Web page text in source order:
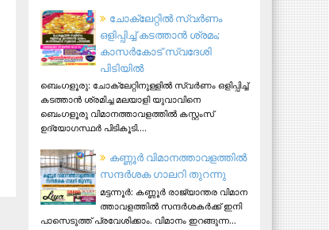
ചോക്ലേറ്റിൽ സ്വർണം
ഒളിപ്പിച്ച് കടത്താൻ ശ്രമം;
കാസർകോട് സ്വദേശി
പിടിയില്‍
ബെംഗളൂരു: ചോക്ലേറ്റിനുള്ളിൽ സ്വർണം ഒളിപ്പിച്ച്
കടത്താൻ ശ്രമിച്ച മലയാളി യുവാവിനെ
ബെംഗളൂരു വിമാനത്താവളത്തിൽ കസ്റ്റംസ്
ഉദ്യോഗസ്ഥർ പിടികൂടി....
ക​ണ്ണൂ​ർ വി​മാ​ന​ത്താ​വ​ള​ത്തി​ൽ
സ​ന്ദ​ർ​ശ​ക ഗാ​ല​റി തു​റ​ന്നു
മ​ട്ട​ന്നൂ​ർ: ക​ണ്ണൂ​ർ രാ​ജ്യാ​ന്ത​ര വി​മാ​ന​
ത്താ​വ​ള​ത്തി​ൽ സ​ന്ദ​ർ​ശ​ക​ർ​ക്ക് ഇ​നി
പാ​സെ​ടു​ത്ത് പ്ര​വേ​ശി​ക്കാം. വി​മാ​നം ഇ​റ​ങ്ങു​ന്ന...